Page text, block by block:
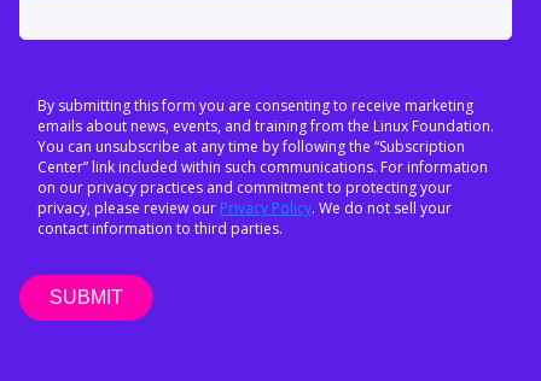
By submitting this form you are consenting to receive marketing
emails about news, events, and training from the Linux Foundation.
You can unsubscribe at any time by following the “Subscription
Center” link included within such communications. For information
on our privacy practices and commitment to protecting your
privacy, please review our Privacy Policy. We do not sell your
contact information to third parties.